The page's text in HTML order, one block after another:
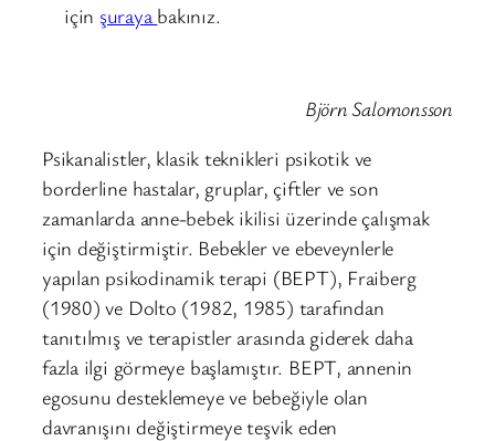
için şuraya bakınız.
Björn Salomonsson
Psikanalistler, klasik teknikleri psikotik ve
borderline hastalar, gruplar, çiftler ve son
zamanlarda anne-bebek ikilisi üzerinde çalışmak
için değiştirmiştir. Bebekler ve ebeveynlerle
yapılan psikodinamik terapi (BEPT), Fraiberg
(1980) ve Dolto (1982, 1985) tarafından
tanıtılmış ve terapistler arasında giderek daha
fazla ilgi görmeye başlamıştır. BEPT, annenin
egosunu desteklemeye ve bebeğiyle olan
davranışını değiştirmeye teşvik eden